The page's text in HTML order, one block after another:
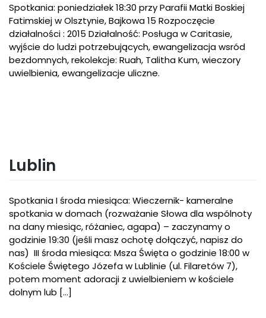
Spotkania: poniedziałek 18:30 przy Parafii Matki Boskiej
Fatimskiej w Olsztynie, Bajkowa 15 Rozpoczęcie
działalności : 2015 Działalność: Posługa w Caritasie,
wyjście do ludzi potrzebujących, ewangelizacja wsród
bezdomnych, rekolekcje: Ruah, Talitha Kum, wieczory
uwielbienia, ewangelizacje uliczne.
Lublin
Spotkania I środa miesiąca: Wieczernik- kameralne
spotkania w domach (rozważanie Słowa dla wspólnoty
na dany miesiąc, różaniec, agapa) – zaczynamy o
godzinie 19:30 (jeśli masz ochotę dołączyć, napisz do
nas) III środa miesiąca: Msza Święta o godzinie 18:00 w
Kościele Świętego Józefa w Lublinie (ul. Filaretów 7),
potem moment adoracji z uwielbieniem w kościele
dolnym lub […]